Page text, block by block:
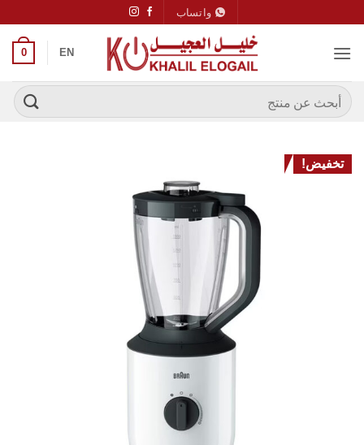
للمحتوى
واتساب
EN
0
البحث
عن:
تخفيض!